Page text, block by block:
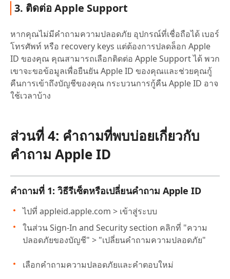
3. ติดต่อ Apple Support
หากคุณไม่มีคำถามความปลอดภัย อุปกรณ์ที่เชื่อถือได้ เบอร์
โทรศัพท์ หรือ recovery keys แต่ต้องการปลดล็อก Apple
ID ของคุณ คุณสามารถเลือกติดต่อ Apple Support ได้ พวก
เขาจะขอข้อมูลเพื่อยืนยัน Apple ID ของคุณและช่วยคุณกู้
คืนการเข้าถึงบัญชีของคุณ กระบวนการกู้คืน Apple ID อาจ
ใช้เวลาบ้าง
ส่วนที่ 4: คำถามที่พบบ่อยเกี่ยวกับ
คำถาม Apple ID
คำถามที่ 1: วิธีรีเซ็ตหรือเปลี่ยนคำถาม Apple ID
ไปที่ appleid.apple.com > เข้าสู่ระบบ
ในส่วน Sign-In and Security section คลิกที่ "ความ
ปลอดภัยของบัญชี" > "เปลี่ยนคำถามความปลอดภัย"
เลือกคำถามความปลอดภัยและคำตอบใหม่